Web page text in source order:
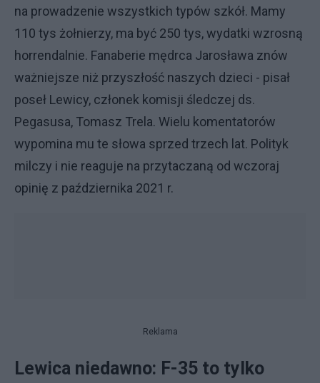
na prowadzenie wszystkich typów szkół. Mamy
110 tys żołnierzy, ma być 250 tys, wydatki wzrosną
horrendalnie. Fanaberie mędrca Jarosława znów
ważniejsze niż przyszłość naszych dzieci - pisał
poseł Lewicy, członek komisji śledczej ds.
Pegasusa, Tomasz Trela. Wielu komentatorów
wypomina mu te słowa sprzed trzech lat. Polityk
milczy i nie reaguje na przytaczaną od wczoraj
opinię z października 2021 r.
Reklama
Lewica niedawno: F-35 to tylko